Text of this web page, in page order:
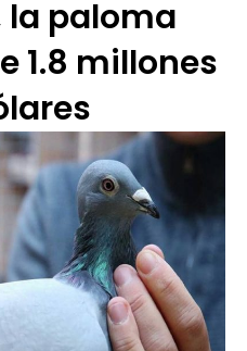
la paloma
1.8 millones